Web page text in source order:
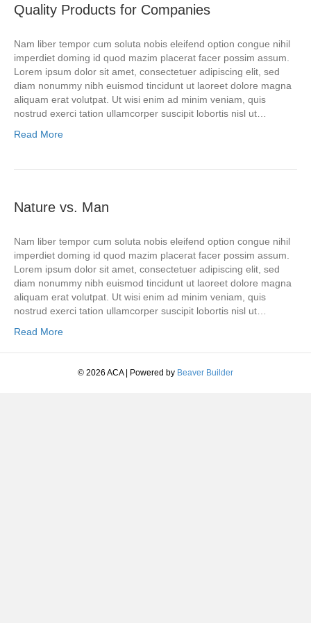
Quality Products for Companies
Nam liber tempor cum soluta nobis eleifend option congue nihil
imperdiet doming id quod mazim placerat facer possim assum.
Lorem ipsum dolor sit amet, consectetuer adipiscing elit, sed
diam nonummy nibh euismod tincidunt ut laoreet dolore magna
aliquam erat volutpat. Ut wisi enim ad minim veniam, quis
nostrud exerci tation ullamcorper suscipit lobortis nisl ut…
Read More
Nature vs. Man
Nam liber tempor cum soluta nobis eleifend option congue nihil
imperdiet doming id quod mazim placerat facer possim assum.
Lorem ipsum dolor sit amet, consectetuer adipiscing elit, sed
diam nonummy nibh euismod tincidunt ut laoreet dolore magna
aliquam erat volutpat. Ut wisi enim ad minim veniam, quis
nostrud exerci tation ullamcorper suscipit lobortis nisl ut…
Read More
© 2026 ACA Powered by Beaver Builder